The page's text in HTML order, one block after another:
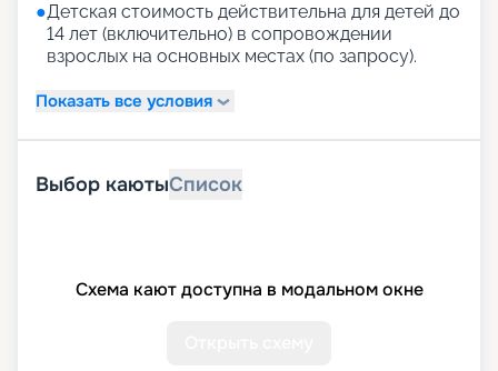
●Детская стоимость действительна для детей до
14 лет (включительно) в сопровождении
взрослых на основных местах (по запросу).
Показать все условия
Выбор каютыСписок
Схема кают доступна в модальном окне